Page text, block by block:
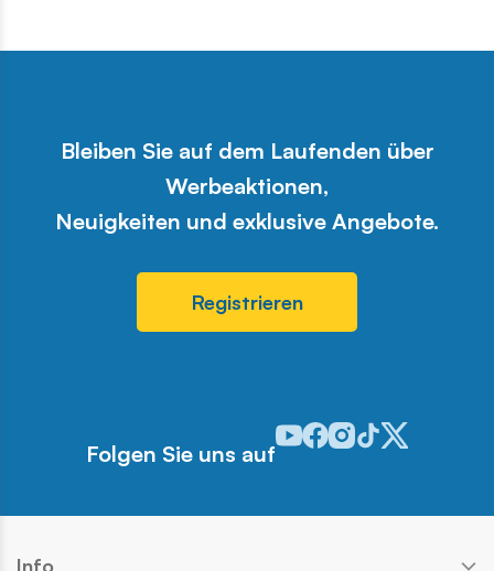
Bleiben Sie auf dem Laufenden über
Werbeaktionen,
Neuigkeiten und exklusive Angebote.
Registrieren
Folgen Sie uns auf
Odwiedź nasz profil w
Odwiedź nasz profil w
Odwiedź nasz profil w
Odwiedź nasz
Odwiedź nasz
Info